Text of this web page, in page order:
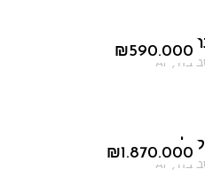
₪590.000
,
AF
₪1.870.000
,
AF